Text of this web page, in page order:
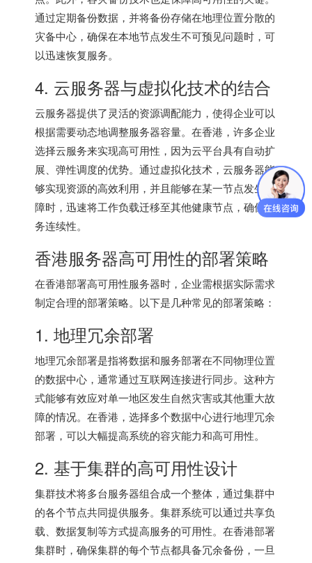
通过定期备份数据，并将备份存储在地理位置分散的
灾备中心，确保在本地节点发生不可预见问题时，可
以迅速恢复服务。
4. 云服务器与虚拟化技术的结合
云服务器提供了灵活的资源调配能力，使得企业可以
根据需要动态地调整服务器容量。在香港，许多企业
选择云服务来实现高可用性，因为云平台具有自动扩
展、弹性调度的优势。通过虚拟化技术，云服务器能
够实现资源的高效利用，并且能够在某一节点发生故
障时，迅速将工作负载迁移至其他健康节点，确保业
务连续性。
香港服务器高可用性的部署策略
在香港部署高可用性服务器时，企业需根据实际需求
制定合理的部署策略。以下是几种常见的部署策略：
1. 地理冗余部署
地理冗余部署是指将数据和服务部署在不同物理位置
的数据中心，通常通过互联网连接进行同步。这种方
式能够有效应对单一地区发生自然灾害或其他重大故
障的情况。在香港，选择多个数据中心进行地理冗余
部署，可以大幅提高系统的容灾能力和高可用性。
2. 基于集群的高可用性设计
集群技术将多台服务器组合成一个整体，通过集群中
的各个节点共同提供服务。集群系统可以通过共享负
载、数据复制等方式提高服务的可用性。在香港部署
集群时，确保集群的每个节点都具备冗余备份，一旦